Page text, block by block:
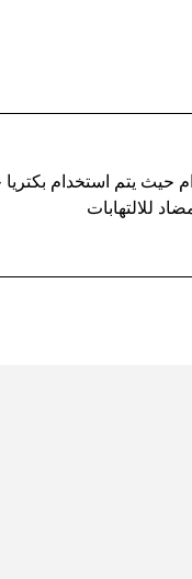
حيث يتم استخدام
للالتهابات